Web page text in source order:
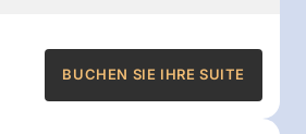
BUCHEN SIE IHRE SUITE